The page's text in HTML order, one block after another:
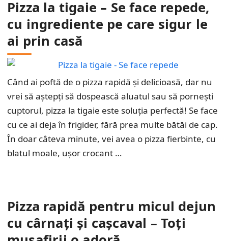
Pizza la tigaie – Se face repede,
cu ingrediente pe care sigur le
ai prin casă
Când ai poftă de o pizza rapidă și delicioasă, dar nu
vrei să aștepți să dospească aluatul sau să pornești
cuptorul, pizza la tigaie este soluția perfectă! Se face
cu ce ai deja în frigider, fără prea multe bătăi de cap.
În doar câteva minute, vei avea o pizza fierbinte, cu
blatul moale, ușor crocant …
Pizza rapidă pentru micul dejun
cu cârnați și cașcaval – Toți